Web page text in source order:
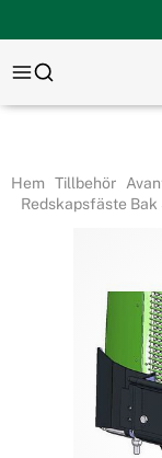
Hem Tillbehör
Redskapsfäste